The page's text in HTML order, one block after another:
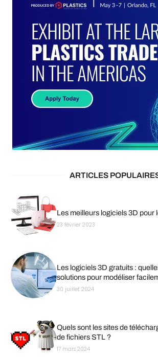
ARTICLES
Les meilleurs logiciels 3D pour
23 février 2023
Les logiciels 3D gratuits :
solutions pour modéliser
30 juillet 2024
Quels sont les sites de
de fichiers STL ?
17 mars 2024